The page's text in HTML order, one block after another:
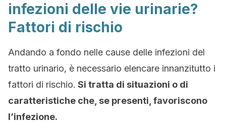
infezioni delle vie urinarie?
Fattori di rischio
Andando a fondo nelle cause delle infezioni del
tratto urinario, è necessario elencare innanzitutto i
fattori di rischio. Si tratta di situazioni o di
caratteristiche che, se presenti, favoriscono
l’infezione.